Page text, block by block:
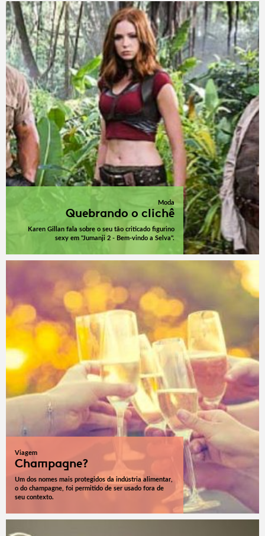
Moda
Quebrando o clichê
Karen Gillan fala sobre o seu tão criticado figurino
sexy em "Jumanji 2 - Bem-vindo a Selva".
Viagem
Champagne?
Um dos nomes mais protegidos da indústria alimentar,
o do champagne, foi permitido de ser usado fora de
seu contexto.